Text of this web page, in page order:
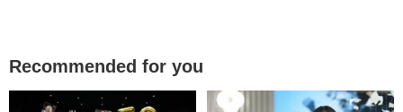
Recommended for you